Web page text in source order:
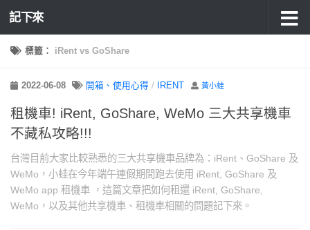
記下來
標籤： iRent vs GoShare
2022-06-08 開箱、使用心得 / IRENT 黃小蛙
租機車! iRent, GoShare, WeMo 三大共享機車
不藏私攻略!!!
台灣目前大家比較熟悉的三大共享機車品牌為：iRent、GoShare 及
WeMo，小蛙在今年端午連假期間跑去使用 iRent, GoShare 及
WeMo app 租機車 ，這篇文章把如何租還 iRent, GoShare,
WeMo，以及其他共享機車、租機車相關的問題記下來。